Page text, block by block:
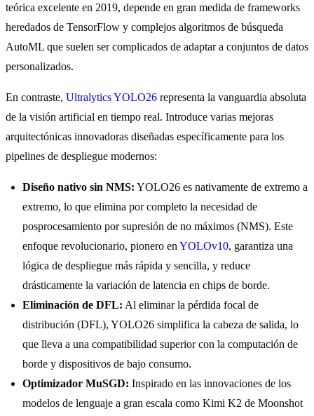
teórica excelente en 2019, depende en gran medida de frameworks
heredados de TensorFlow y complejos algoritmos de búsqueda
AutoML que suelen ser complicados de adaptar a conjuntos de datos
personalizados.
En contraste, Ultralytics YOLO26 representa la vanguardia absoluta
de la visión artificial en tiempo real. Introduce varias mejoras
arquitectónicas innovadoras diseñadas específicamente para los
pipelines de despliegue modernos:
Diseño nativo sin NMS: YOLO26 es nativamente de extremo a
extremo, lo que elimina por completo la necesidad de
posprocesamiento por supresión de no máximos (NMS). Este
enfoque revolucionario, pionero en YOLOv10, garantiza una
lógica de despliegue más rápida y sencilla, y reduce
drásticamente la variación de latencia en chips de borde.
Eliminación de DFL: Al eliminar la pérdida focal de
distribución (DFL), YOLO26 simplifica la cabeza de salida, lo
que lleva a una compatibilidad superior con la computación de
borde y dispositivos de bajo consumo.
Optimizador MuSGD: Inspirado en las innovaciones de los
modelos de lenguaje a gran escala como Kimi K2 de Moonshot